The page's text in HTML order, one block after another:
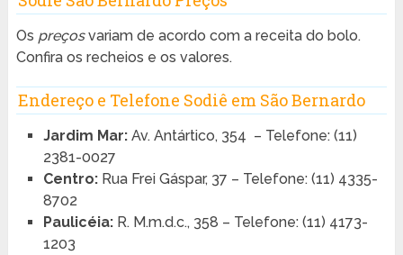
Os preçosvariam de acordo com a receita do bolo.
Confira os recheios e os valores.
Endereço e Telefone Sodiê em São Bernardo
Jardim Mar: Av. Antártico, 354 – Telefone: (11)
2381-0027
Centro: Rua Frei Gáspar, 37 – Telefone: (11) 4335-
8702
Paulicéia: R. M.m.d.c., 358 – Telefone: (11) 4173-
1203